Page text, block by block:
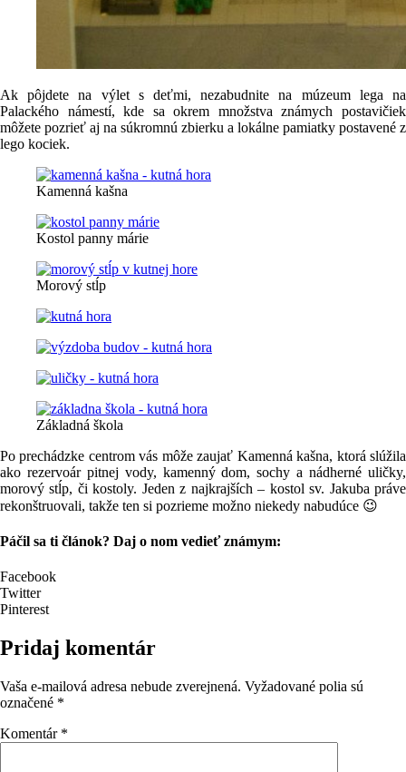
Ak pôjdete na výlet s deťmi, nezabudnite na múzeum lega na
Palackého námestí, kde sa okrem množstva známych postavičiek
môžete pozrieť aj na súkromnú zbierku a lokálne pamiatky postavené z
lego kociek.
Kamenná kašna
Kostol panny márie
Morový stĺp
Základná škola
Po prechádzke centrom vás môže zaujať Kamenná kašna, ktorá slúžila
ako rezervoár pitnej vody, kamenný dom, sochy a nádherné uličky,
morový stĺp, či kostoly. Jeden z najkrajších – kostol sv. Jakuba práve
rekonštruovali, takže ten si pozrieme možno niekedy nabudúce 😉
Páčil sa ti článok? Daj o nom vedieť známym:
Facebook
Twitter
Pinterest
Pridaj komentár
Vaša e-mailová adresa nebude zverejnená. Vyžadované polia sú
označené *
Komentár *